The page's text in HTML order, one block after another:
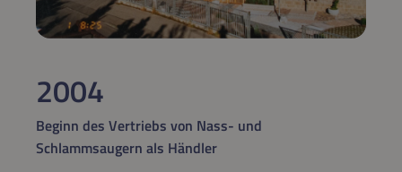
2004
Beginn des Vertriebs von Nass- und
Schlammsaugern als Händler